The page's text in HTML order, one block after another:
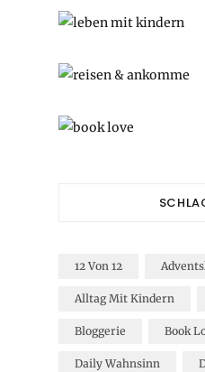
12 Von 12
Alltag Mit Kindern
Bloggerie Book
Daily Wahnsinn